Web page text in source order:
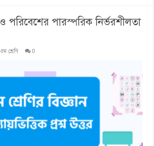
পরিবেশের পারস্পরিক নির্ভরশীলতা
৫ম শ্রেণি 0